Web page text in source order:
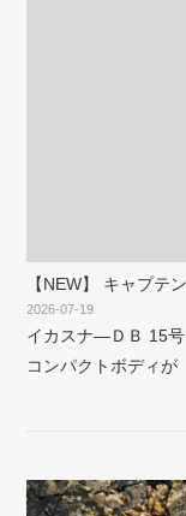
【NEW】 キャプテ
2026-07-19
イカスナ―ＤＢ 15
コンパクトボディが